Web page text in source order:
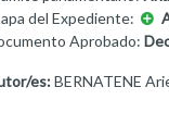
del Expediente:
Aprobado:
es:BERNATENE